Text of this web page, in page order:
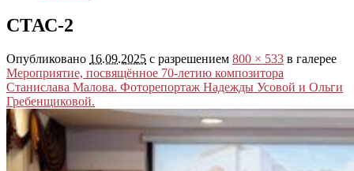
СТАС-2
Опубликовано 16.09.2025 с разрешением 800 × 533 в галерее
Мероприятие, посвящённое 70-летию композитора
Станислава Малова. Фоторепортаж Надежды Усовой и Ольги
Гребенщиковой.